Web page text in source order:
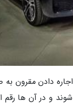
دادن مقرون به
و در آن ها رقم